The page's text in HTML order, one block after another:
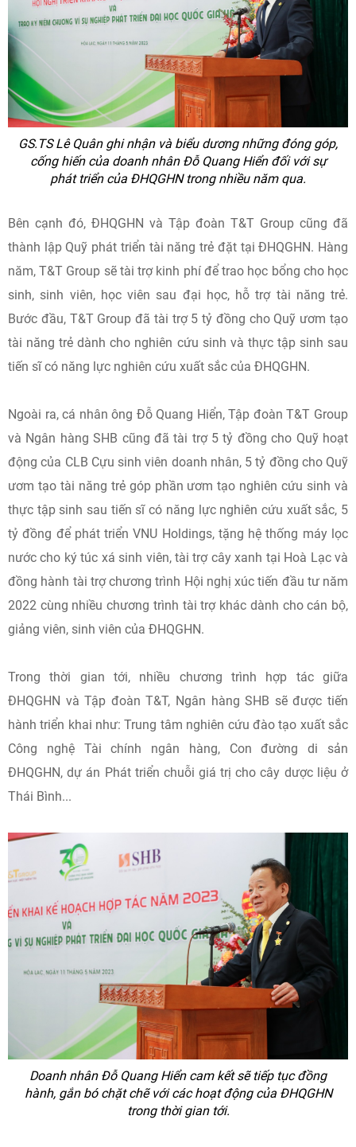
GS.TS Lê Quân ghi nhận và biểu dương những đóng góp,
cống hiến của doanh nhân Đỗ Quang Hiển đối với sự
phát triển của ĐHQGHN trong nhiều năm qua.
Bên cạnh đó, ĐHQGHN và Tập đoàn T&T Group cũng đã
thành lập Quỹ phát triển tài năng trẻ đặt tại ĐHQGHN. Hàng
năm, T&T Group sẽ tài trợ kinh phí để trao học bổng cho học
sinh, sinh viên, học viên sau đại học, hỗ trợ tài năng trẻ.
Bước đầu, T&T Group đã tài trợ 5 tỷ đồng cho Quỹ ươm tạo
tài năng trẻ dành cho nghiên cứu sinh và thực tập sinh sau
tiến sĩ có năng lực nghiên cứu xuất sắc của ĐHQGHN.
Ngoài ra, cá nhân ông Đỗ Quang Hiển, Tập đoàn T&T Group
và Ngân hàng SHB cũng đã tài trợ 5 tỷ đồng cho Quỹ hoạt
động của CLB Cựu sinh viên doanh nhân, 5 tỷ đồng cho Quỹ
ươm tạo tài năng trẻ góp phần ươm tạo nghiên cứu sinh và
thực tập sinh sau tiến sĩ có năng lực nghiên cứu xuất sắc, 5
tỷ đồng để phát triển VNU Holdings, tặng hệ thống máy lọc
nước cho ký túc xá sinh viên, tài trợ cây xanh tại Hoà Lạc và
đồng hành tài trợ chương trình Hội nghị xúc tiến đầu tư năm
2022 cùng nhiều chương trình tài trợ khác dành cho cán bộ,
giảng viên, sinh viên của ĐHQGHN.
Trong thời gian tới, nhiều chương trình hợp tác giữa
ĐHQGHN và Tập đoàn T&T, Ngân hàng SHB sẽ được tiến
hành triển khai như: Trung tâm nghiên cứu đào tạo xuất sắc
Công nghệ Tài chính ngân hàng, Con đường di sản
ĐHQGHN, dự án Phát triển chuỗi giá trị cho cây dược liệu ở
Thái Bình...
Doanh nhân Đỗ Quang Hiển cam kết sẽ tiếp tục đồng
hành, gắn bó chặt chẽ với các hoạt động của ĐHQGHN
trong thời gian tới.